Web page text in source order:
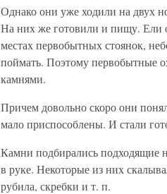
Однако они уже ходили на двух
На них же готовили и пищу. Ели
местах первобытных стоянок,
поймать. Поэтому первобытные
камнями.
Причем довольно скоро они
мало приспособлены. И стали
Камни подбирались подходящие
в руке. Некоторые из них
рубила, скребки и т. п.